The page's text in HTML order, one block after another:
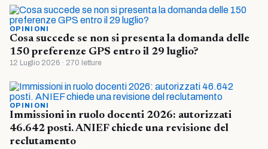
OPINIONI
Cosa succede se non si presenta la domanda delle
150 preferenze GPS entro il 29 luglio?
12 Luglio 2026 · 270 letture
OPINIONI
Immissioni in ruolo docenti 2026: autorizzati
46.642 posti. ANIEF chiede una revisione del
reclutamento